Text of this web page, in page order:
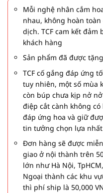
Mỗi nghệ nhân cắm
nhau, không hoàn
dịch. TCF cam kết đảm
khách hàng
Sản phẩm đã được
TCF cố gắng đáp ứng
tuy nhiên, một số mùa
còn búp chưa kịp nở
điệp cắt cành không có
đáp ứng hoa và giữ
tin tưởng chọn lựa
Đơn hàng sẽ được
giao ở nội thành trên
lớn như Hà Nội,
Ngoại thành các khu
thì phí ship là 50,000